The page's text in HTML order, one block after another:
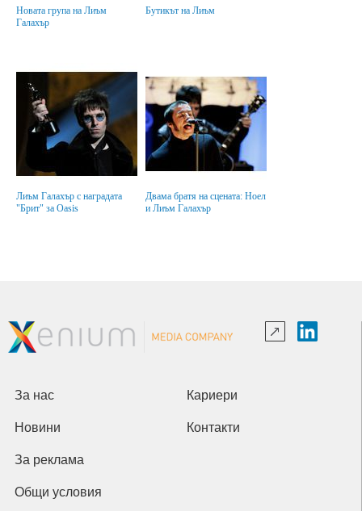
Новата група на Лиъм
Галахър
Бутикът на Лиъм
Лиъм Галахър с наградата
"Брит" за Oasis
Двама братя на сцената: Ноел
и Лиъм Галахър
За нас Кариери
Новини Контакти
За реклама
Общи условия